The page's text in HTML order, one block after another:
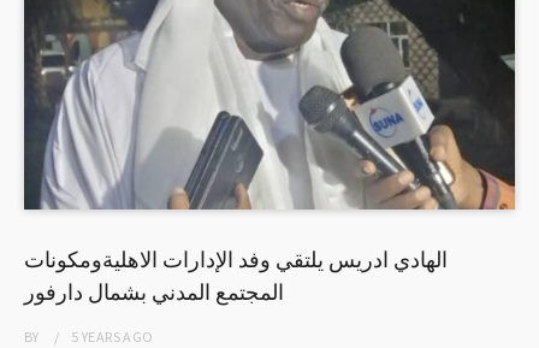
الهادي ادريس يلتقي وفد الإدارات الاهليةومكونات
المجتمع المدني بشمال دارفور
BY 5 YEARSAGO